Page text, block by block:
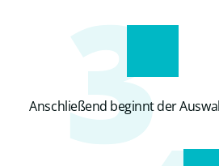
3
Anschließend beginnt der